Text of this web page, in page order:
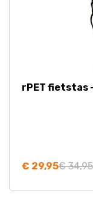
rPET fietstas
€ 29,95€ 34,95